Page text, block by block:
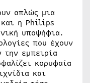
απλώς μια
και η Philips
υποψήφια.
που έχουν
την εμπειρία
κορυφαία
και